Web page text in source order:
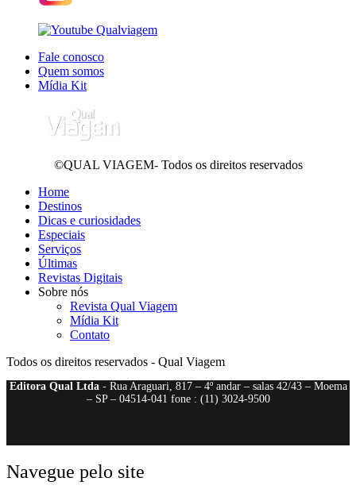
Fale conosco
Quem somos
Mídia Kit
©QUAL VIAGEM- Todos os direitos reservados
Home
Destinos
Dicas e curiosidades
Especiais
Serviços
Últimas
Revistas Digitais
Sobre nós
Revista Qual Viagem
Mídia Kit
Contato
Todos os direitos reservados - Qual Viagem
Editora Qual Ltda- Rua Araguari, 817 – 4º andar – salas 42/43 – Moema
– SP – 04514-041 fone : (11) 3024-9500
Navegue pelo site